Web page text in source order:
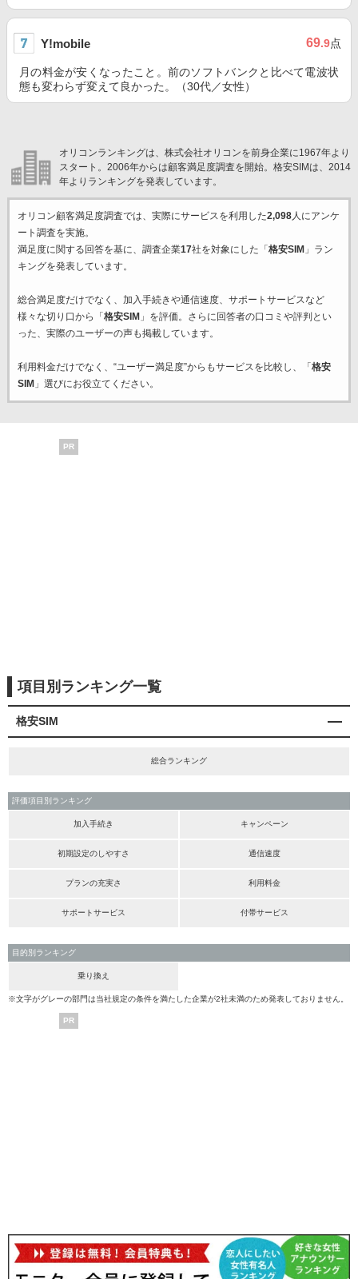
Y!mobile 69.9点
月の料金が安くなったこと。前のソフトバンクと比べて電波状
態も変わらず変えて良かった。（30代／女性）
オリコンランキングは、株式会社オリコンを前身企業に1967年より
スタート。2006年からは顧客満足度調査を開始。格安SIMは、2014
年よりランキングを発表しています。
オリコン顧客満足度調査では、実際にサービスを利用した2,098人にアンケ
ート調査を実施。
満足度に関する回答を基に、調査企業17社を対象にした「 格安SIM 」ラン
キングを発表しています。
総合満足度だけでなく、加入手続きや通信速度、サポートサービスなど
様々な切り口から「 格安SIM 」を評価。さらに回答者の口コミや評判とい
った、実際のユーザーの声も掲載しています。
利用料金だけでなく、“ユーザー満足度”からもサービスを比較し、「 格安
SIM 」選びにお役立てください。
PR
項目別ランキング一覧
格安SIM
総合ランキング
評価項目別ランキング
加入手続き キャンペーン
初期設定のしやすさ 通信速度
プランの充実さ 利用料金
サポートサービス 付帯サービス
目的別ランキング
乗り換え
※文字がグレーの部門は当社規定の条件を満たした企業が2社未満のため発表しておりません。
PR